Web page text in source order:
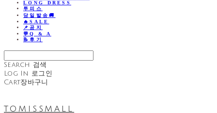
LONG DRESS
투피스
당일발송🚚
🔥SALE
📌공지
💬Q & A
📝후기
Search 검색
Log In 로그인
Cart장바구니
TOMISSMALL